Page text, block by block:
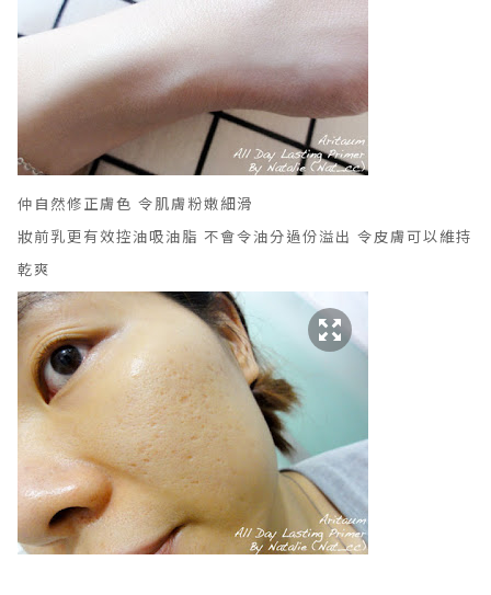
仲 自 然修正膚色 令肌膚粉嫩細滑
妝前乳更有效控油吸油脂 不會令油分過份溢出 令皮膚可以維持
乾爽